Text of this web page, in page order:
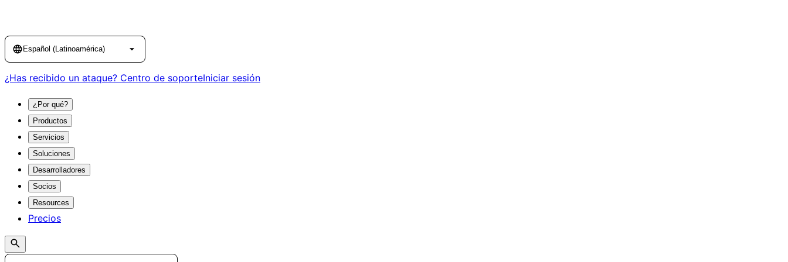
LanguageEspañol (Latinoamérica)
¿Has recibido un ataque? Centro de soporteIniciar sesión
¿Por qué?
Productos
Servicios
Soluciones
Desarrolladores
Socios
Resources
Precios